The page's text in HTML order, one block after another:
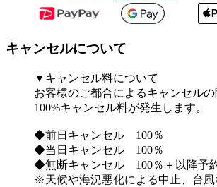
キャンセルについて
▼キャンセル料について
お客様のご都合によるキャンセルの
100%キャンセル料が発生します。
◆前日キャンセル 100％
◆当日キャンセル 100％
◆無断キャンセル 100％＋以降予
※天候や海況悪化による中止、台風